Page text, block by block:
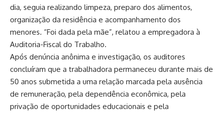
dia, seguia realizando limpeza, preparo dos alimentos,
organização da residência e acompanhamento dos
menores. “Foi dada pela mãe”, relatou a empregadora à
Auditoria-Fiscal do Trabalho.
Após denúncia anônima e investigação, os auditores
concluíram que a trabalhadora permaneceu durante mais de
50 anos submetida a uma relação marcada pela ausência
de remuneração, pela dependência econômica, pela
privação de oportunidades educacionais e pela